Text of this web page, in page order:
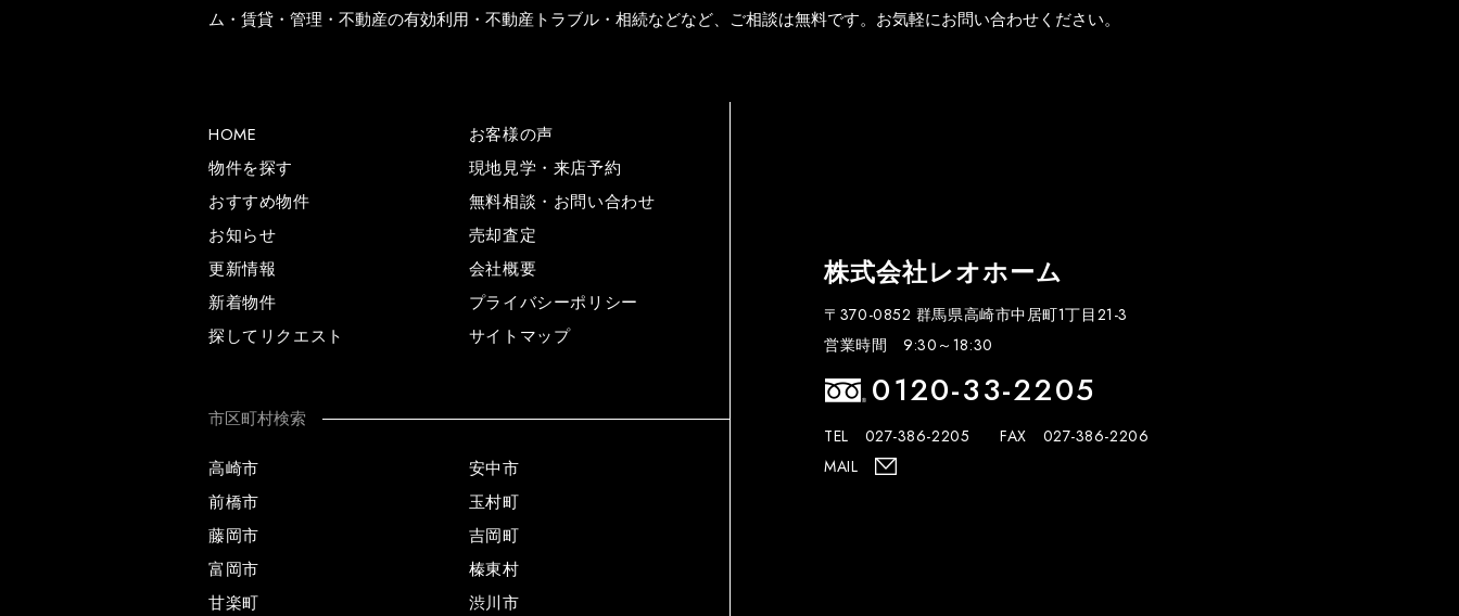
ム・賃貸・管理・不動産の有効利用・不動産トラブル・相続などなど、ご相談は無料です。お気軽にお問い合わせください。
HOME
物件を探す
おすすめ物件
お知らせ
更新情報
新着物件
探してリクエスト
お客様の声
現地見学・来店予約
無料相談・お問い合わせ
売却査定
会社概要
プライバシーポリシー
サイトマップ
市区町村検索
高崎市
前橋市
藤岡市
富岡市
甘楽町
安中市
玉村町
吉岡町
榛東村
渋川市
株式会社レオホーム
〒370-0852 群馬県高崎市中居町1丁目21-3
営業時間 9:30～18:30
0120-33-2205
TEL 027-386-2205
FAX 027-386-2206
MAIL